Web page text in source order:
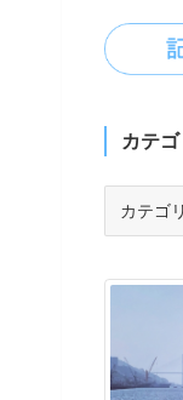
カテ
リ